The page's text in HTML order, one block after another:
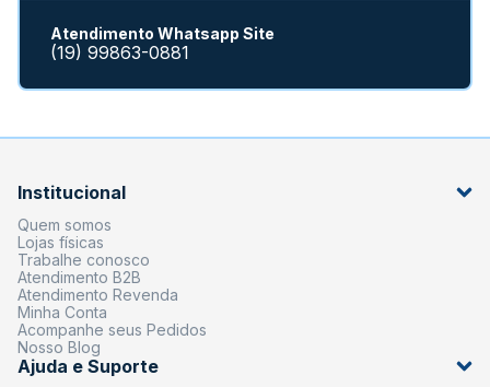
Atendimento Whatsapp Site
(19) 99863-0881
Institucional
Quem somos
Lojas físicas
Trabalhe conosco
Atendimento B2B
Atendimento Revenda
Minha Conta
Acompanhe seus Pedidos
Nosso Blog
Ajuda e Suporte